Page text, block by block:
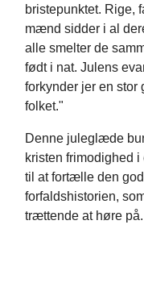
bristepunktet. Rige,
mænd sidder i al
alle smelter de
født i nat. Julens
forkynder jer en
folket."
Denne juleglæde
kristen frimodighed
til at fortælle den
forfaldshistorien,
trættende at høre på.